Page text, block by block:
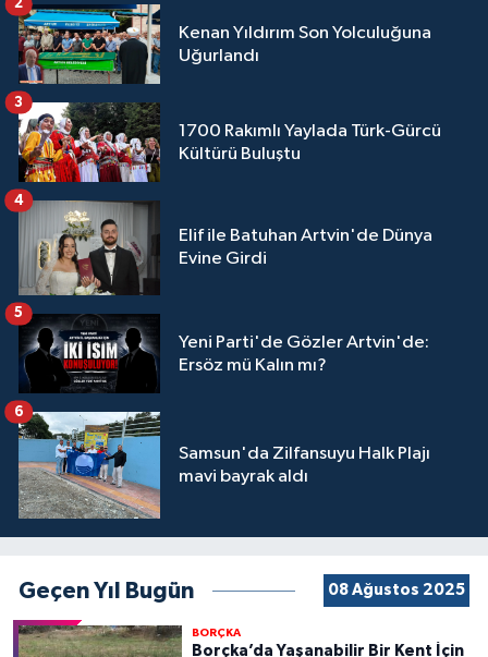
Kenan Yıldırım Son Yolculuğuna
Uğurlandı
2
1700 Rakımlı Yaylada Türk-Gürcü
Kültürü Buluştu
3
Elif ile Batuhan Artvin'de Dünya
Evine Girdi
4
Yeni Parti'de Gözler Artvin'de:
Ersöz mü Kalın mı?
5
Samsun'da Zilfansuyu Halk Plajı
mavi bayrak aldı
6
Geçen Yıl Bugün 08 Ağustos 2025
BORÇKA
Borçka’da Yaşanabilir Bir Kent İçin